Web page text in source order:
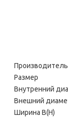
Производитель
Размер
Внутренний
Внешний
Ширина В(H)